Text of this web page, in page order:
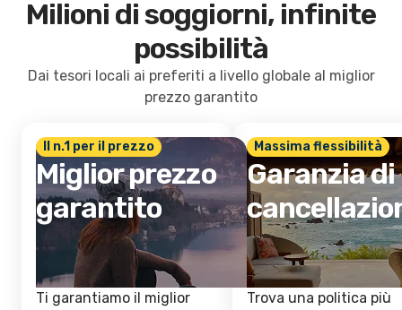
Milioni di soggiorni, infinite
possibilità
Dai tesori locali ai preferiti a livello globale al miglior
prezzo garantito
Il n.1 per il prezzo
Miglior prezzo
garantito
Ti garantiamo il miglior
Massima flessibilità
Garanzia di
Trova una politica più